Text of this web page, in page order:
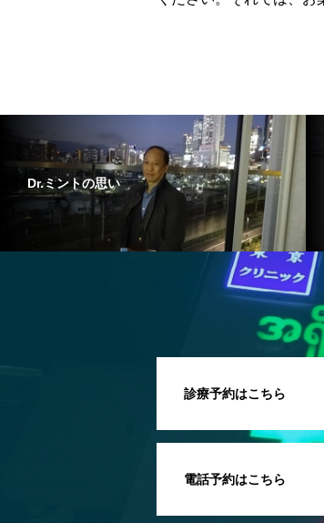
Dr.ミントの思い
診療予約はこちら
電話予約はこちら